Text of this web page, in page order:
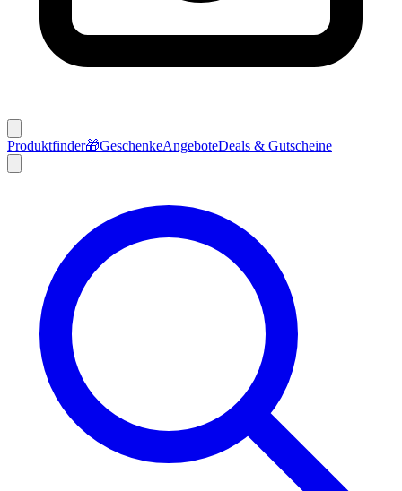
Produktfinder🎁GeschenkeAngeboteDeals & Gutscheine